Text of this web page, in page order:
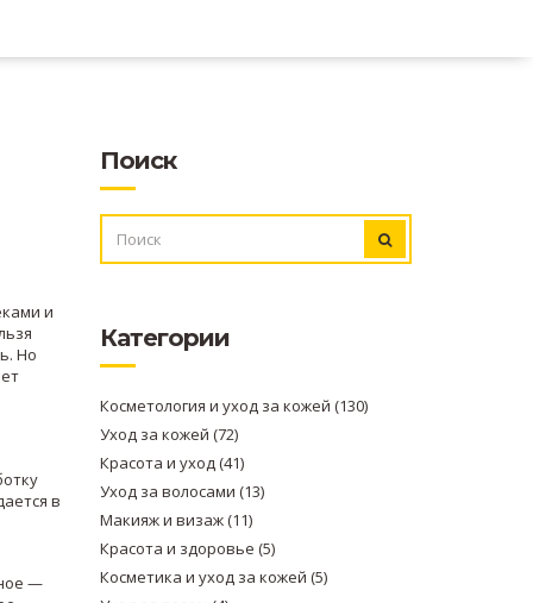
и
Но
в
—
Поиск
Категории
Косметология и уход за кожей (130)
Уход за кожей (72)
Красота и уход(41)
Уход за волосами (13)
Макияж и визаж(11)
Красота и здоровье (5)
Косметика и уход за кожей (5)